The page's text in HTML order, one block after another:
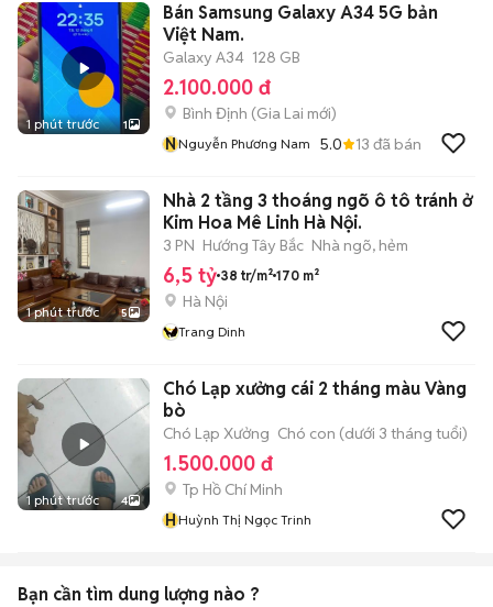
1 phút trước 1
Bán Samsung Galaxy A34 5G bản
Việt Nam.
Galaxy A34 128 GB
2.100.000 đ
Bình Định (Gia Lai mới)
NNguyễn Phương Nam 5.0 13 đã bán
1 phút trước 5
Nhà 2 tầng 3 thoáng ngõ ô tô tránh ở
Kim Hoa Mê Linh Hà Nội.
3 PN Hướng Tây Bắc Nhà ngõ, hẻm
6,5 tỷ 38 tr/m² 170 m²
Hà Nội
Trang Dinh
1 phút trước 4
Chó Lạp xưởng cái 2 tháng màu Vàng
bò
Chó Lạp Xưởng Chó con (dưới 3 tháng tuổi)
1.500.000 đ
Tp Hồ Chí Minh
HHuỳnh Thị Ngọc Trinh
Bạn cần tìm dung lượng nào ?